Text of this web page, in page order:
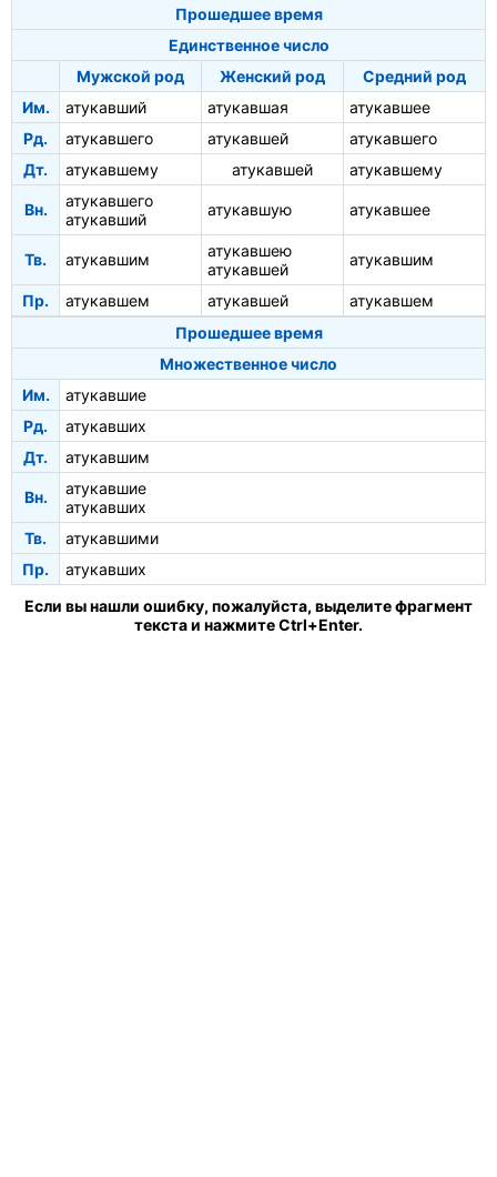
Прошедшее время
Единственное число
Мужской род
Женский род
Средний род
Им.
атукавший атукавшая
атукавшее
Рд.
атукавшего атукавшей
атукавшего
Дт.
атукавшему атукавшей атукавшему
Вн.
атукавшего
атукавший
атукавшую атукавшее
Тв. атукавшим
атукавшею
атукавшей
атукавшим
Пр. атукавшем атукавшей
атукавшем
Прошедшее время
Множественное число
Им.
атукавшие
Рд.
атукавших
Дт.
атукавшим
Вн.
атукавшие
атукавших
Тв.
атукавшими
Пр.
атукавших
Если вы нашли ошибку, пожалуйста, выделите фрагмент
текста и нажмите Ctrl+Enter.